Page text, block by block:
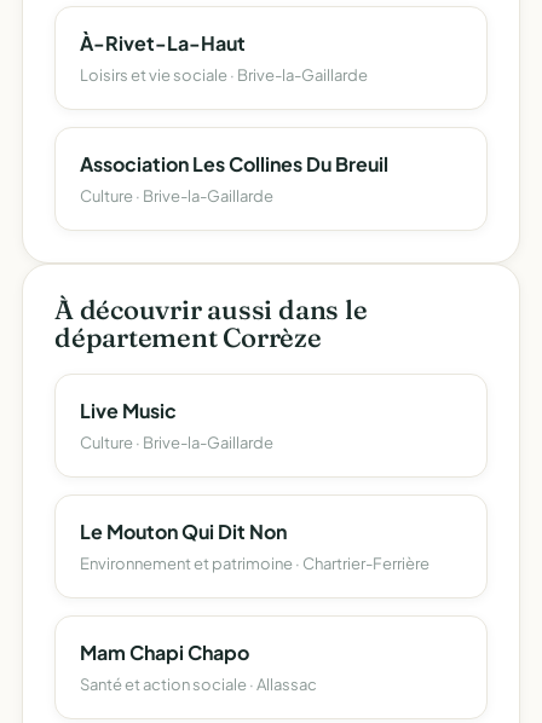
À-Rivet-La-Haut
Loisirs et vie sociale · Brive-la-Gaillarde
Association Les Collines Du Breuil
Culture · Brive-la-Gaillarde
À découvrir aussi dans le
département Corrèze
Live Music
Culture · Brive-la-Gaillarde
Le Mouton Qui Dit Non
Environnement et patrimoine · Chartrier-Ferrière
Mam Chapi Chapo
Santé et action sociale · Allassac